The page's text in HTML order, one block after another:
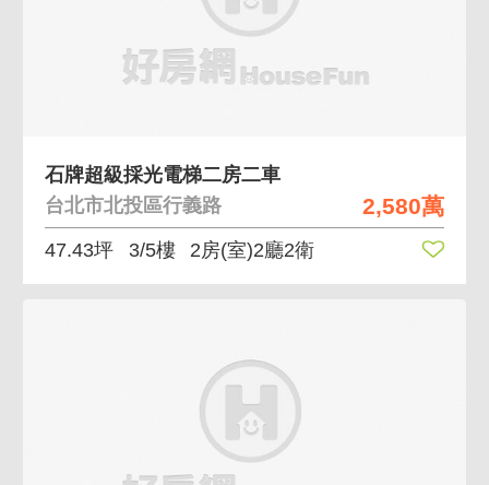
2,580萬
石牌超級採光電梯二房二車
台北市北投區行義路
47.43坪 3/5樓 2房(室)2廳2衛